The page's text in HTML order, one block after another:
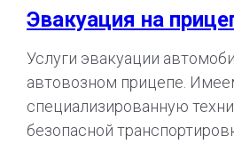
Эвакуация на
Услуги эвакуации
автовозном прицепе.
специализированную
безопасной